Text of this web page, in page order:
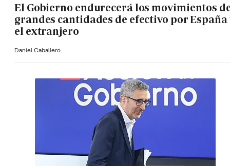
El Gobierno endurecerá los movimientos
grandes cantidades de efectivo por España
el extranjero
Daniel Caballero